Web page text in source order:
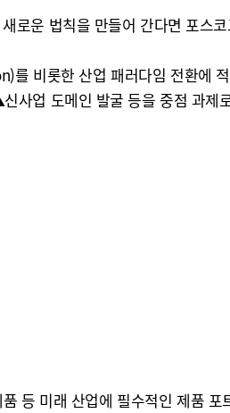
로운 법칙을 만들어 간다면 포스
비롯한 산업 패러다임 전환에
사업 도메인 발굴 등을 중점 과제
등 미래 산업에 필수적인 제품